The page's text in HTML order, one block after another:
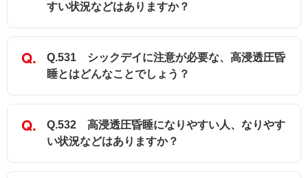
すい状況などはありますか？
Q.531 シックデイに注意が必要な、高浸透圧昏
睡とはどんなことでしょう？
Q.532 高浸透圧昏睡になりやすい人、なりやす
い状況などはありますか？